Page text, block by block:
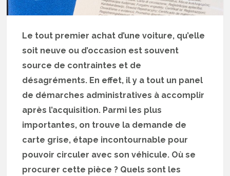
Le tout premier achat d’une voiture, qu’elle
soit neuve ou d’occasion est souvent
source de contraintes et de
désagréments. En effet, il y a tout un panel
de démarches administratives à accomplir
après l’acquisition. Parmi les plus
importantes, on trouve la demande de
carte grise, étape incontournable pour
pouvoir circuler avec son véhicule. Où se
procurer cette pièce ? Quels sont les